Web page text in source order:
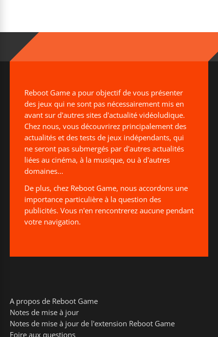
Reboot Game a pour objectif de vous présenter
des jeux qui ne sont pas nécessairement mis en
avant sur d'autres sites d'actualité vidéoludique.
Chez nous, vous découvrirez principalement des
actualités et des tests de jeux indépendants, qui
ne seront pas submergés par d'autres actualités
liées au cinéma, à la musique, ou à d'autres
domaines...
De plus, chez Reboot Game, nous accordons une
importance particulière à la question des
publicités. Vous n'en rencontrerez aucune pendant
votre navigation.
A propos de Reboot Game
Notes de mise à jour
Notes de mise à jour de l'extension Reboot Game
Foire aux questions